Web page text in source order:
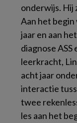
onderwijs. Hij
Aan het begin
jaar en aan
diagnose
leerkracht,
acht jaar
interactie
twee
les aan het